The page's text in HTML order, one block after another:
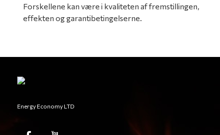
Forskellene kan være i kvaliteten af fremstillingen,
effekten og garantibetingelserne.
Energy Economy LTD